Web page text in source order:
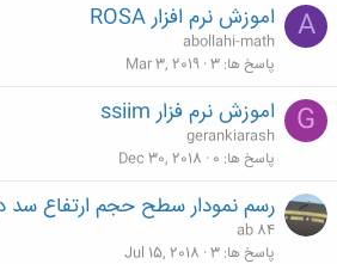
A اموزش نرم افزار ROSA
abollahi-math
پاسخ ها 3
Mar 3, 2019
G اموزش نرم فزار ssiim
gerankiarash
پاسخ ها 0
Dec 30, 2018
رسم نمودار سطح حجم ارتفاع سد
ab 84
پاسخ ها 3
Jul 15, 2018